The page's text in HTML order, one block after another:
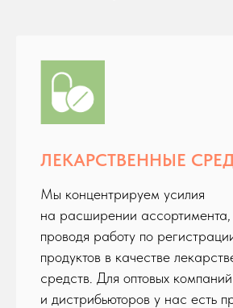
ЛЕКАРСТВЕННЫЕ
Мы концентрируем усилия
на расширении ассортимента,
проводя работу по
продуктов в качестве
средств. Для оптовых компаний
и дистрибьюторов у нас есть